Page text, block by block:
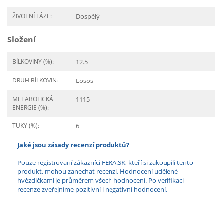
ŽIVOTNÍ FÁZE: Dospělý
Složení
BÍLKOVINY (%): 12.5
DRUH BÍLKOVIN: Losos
METABOLICKÁ
ENERGIE (%):
1115
TUKY (%): 6
Jaké jsou zásady recenzí produktů?
Pouze registrovaní zákazníci FERA.SK, kteří si zakoupili tento
produkt, mohou zanechat recenzi. Hodnocení udělené
hvězdičkami je průměrem všech hodnocení. Po verifikaci
recenze zveřejníme pozitivní i negativní hodnocení.